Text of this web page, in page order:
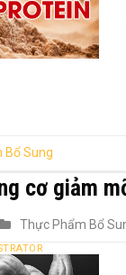
Bổ Sung
cơ giảm
Thực Phẩm Bổ